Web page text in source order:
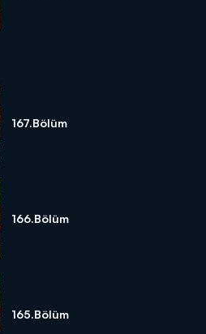
167.Bölüm
166.Bölüm
165.Bölüm